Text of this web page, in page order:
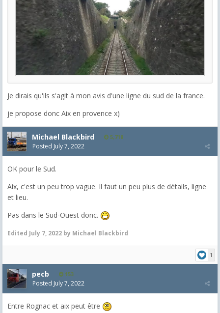
Je dirais qu'ils s'agit à mon avis d'une ligne du sud de la france.
je propose donc Aix en provence x)
Michael Blackbird 5,718
Posted July 7, 2022
OK pour le Sud.
Aix, c'est un peu trop vague. Il faut un peu plus de détails, ligne
et lieu.
Pas dans le Sud-Ouest donc.
Edited July 7, 2022 by Michael Blackbird
1
pecb 153
Posted July 7, 2022
Entre Rognac et aix peut être